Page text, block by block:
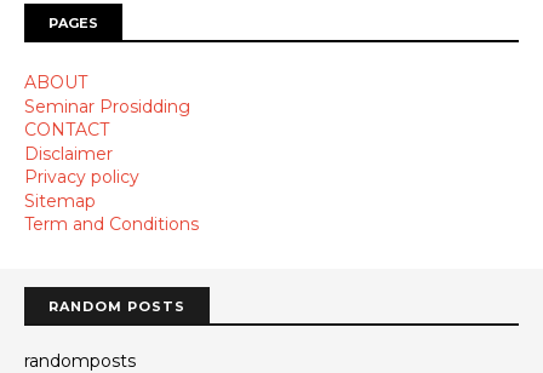
PAGES
ABOUT
Seminar Prosidding
CONTACT
Disclaimer
Privacy policy
Sitemap
Term and Conditions
RANDOM POSTS
randomposts